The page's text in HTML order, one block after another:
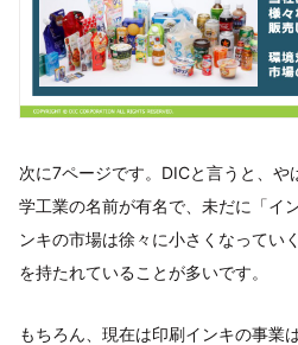
次に7ページです。DICと言うと、
学工業の名前が有名で、未だに「イ
ンキの市場は徐々に小さくなってい
を持たれていることが多いです。
もちろん、現在は印刷インキの事業